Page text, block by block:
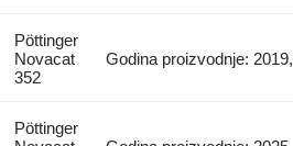
Pöttinger
Novacat
352
Godina proizvodnje:
Pöttinger